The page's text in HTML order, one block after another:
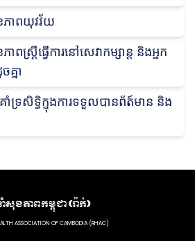
ាពយុវវ័យ
ស្រ្តីធ្វើការនៅសេវាកម្សាន្ដ និងអ្នក
នា
ាំទ្រសិទ្ធិក្នុងការទទួលបានព័ត៍មាន និង
ាំសុខភាពកម្ពុជា (រ៉ាក់)
ASSOCIATION OF CAMBODIA (RHAC)